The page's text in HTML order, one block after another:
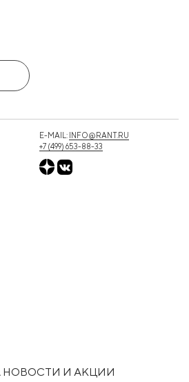
И АКЦИИ
E-MAIL: INFO@RANT.RU
+7 (499) 653-88-33